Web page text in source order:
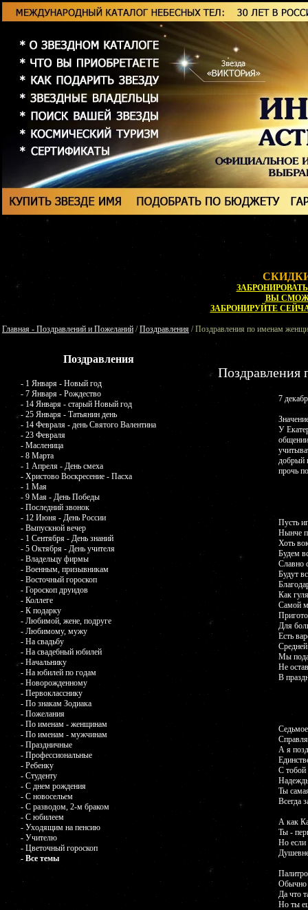
ВЫ
ЗАБРОНИРУЙТЕ
Главная - Поздравлений и Пожеланий /Поздравления / Поздравления по именам
Поздравления
- 1 Января - Новый год
- 7 Января - Рождество
- 14 Января - старый Новый год
- 25 Января - Татьянин день
- 14 Февраля - день Святого Валентина
- 23 Февраля
- Масленица
- 8 Марта
- 1 Апреля - День смеха
- Христово Воскресение - Пасха
- 1 Мая
- 9 Мая - День Победы
- Последний звонок
- 12 Июня - День России
- Выпускной вечер
- 1 Сентября - День знаний
- 5 Октября - День учителя
- Владельцу фирмы
- Военным, призывникам
- Восточный гороскоп
- Гороскоп друидов
- Коллеге
- К подарку
- Любимой, жене, подруге
- Любимому, мужу
- На свадьбу
- На свадебный юбилей
- Начальнику
- На юбилей по годам
- Новорожденному
- Первокласснику
- По знакам Зодиака
- Пожелания
- По именам - женщинам
- По именам - мужчинам
- Праздничные
- Профессиональные
- Ребенку
- Студенту
- С днем рождения
- С новосельем
- С разводом, 2-м браком
- С юбилеем
- Уходящим на пенсию
- Учителю
- Цветочный гороскоп
- Все темы
7
У
добрый
прочь
Пусть
Нынче
Хоть
Будем
Славно
Будут
Как
Самой
Для
Есть
Мы
Не
В
А я
С тобой
Ты
Всегда
А как
Ты -
Но если
Обычно
Да что
Но ты